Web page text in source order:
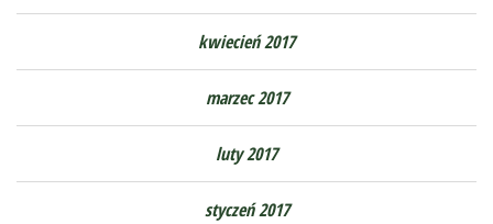
kwiecień 2017
marzec 2017
luty 2017
styczeń 2017